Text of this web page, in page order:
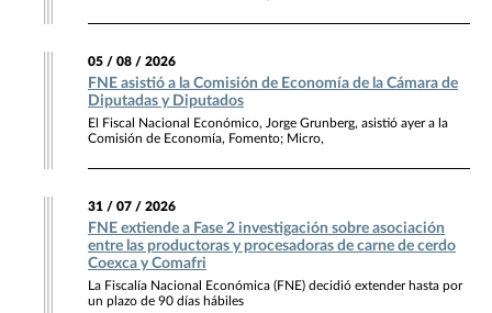
05 / 08 / 2026
FNE asistió a la Comisión de Economía de la Cámara de
Diputadas y Diputados
El Fiscal Nacional Económico, Jorge Grunberg, asistió ayer a la
Comisión de Economía, Fomento; Micro,
31 / 07 / 2026
FNE extiende a Fase 2 investigación sobre asociación
entre las productoras y procesadoras de carne de cerdo
Coexca y Comafri
La Fiscalía Nacional Económica (FNE) decidió extender hasta por
un plazo de 90 días hábiles